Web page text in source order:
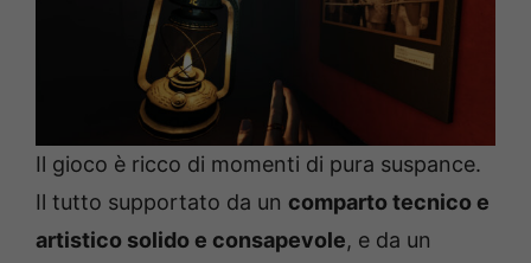
Il gioco è ricco di momenti di pura suspance.
Il tutto supportato da un comparto tecnico e
artistico solido e consapevole, e da un